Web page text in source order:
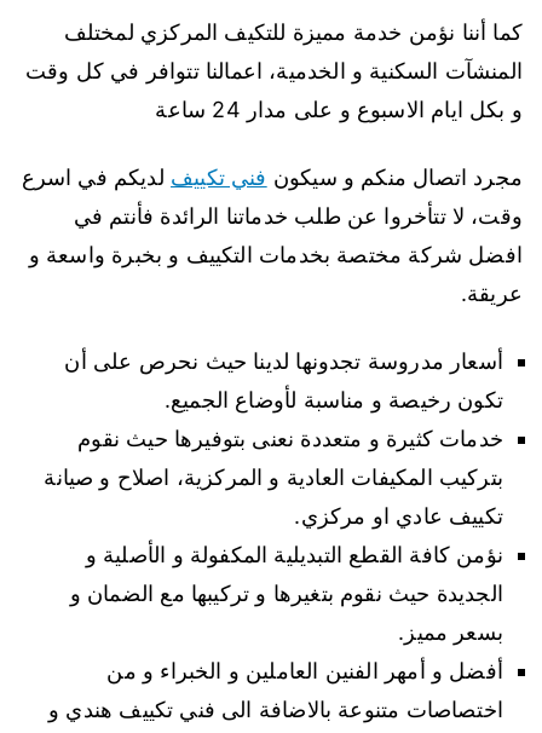
كما أننا نؤمن خدمة مميزة للتكيف المركزي لمختلف
المنشآت السكنية و الخدمية، اعمالنا تتوافر في كل وقت
و بكل ايام الاسبوع و على مدار 24 ساعة
مجرد اتصال منكم و سيكون فني تكييف لديكم في اسرع
وقت، لا تتأخروا عن طلب خدماتنا الرائدة فأنتم في
افضل شركة مختصة بخدمات التكييف و بخبرة واسعة و
عريقة.
أسعار مدروسة تجدونها لدينا حيث نحرص على أن
تكون رخيصة و مناسبة لأوضاع الجميع.
خدمات كثيرة و متعددة نعنى بتوفيرها حيث نقوم
بتركيب المكيفات العادية و المركزية، اصلاح و صيانة
تكييف عادي او مركزي.
نؤمن كافة القطع التبديلية المكفولة و الأصلية و
الجديدة حيث نقوم بتغيرها و تركيبها مع الضمان و
بسعر مميز.
أفضل و أمهر الفنين العاملين و الخبراء و من
اختصاصات متنوعة بالاضافة الى فني تكييف هندي و